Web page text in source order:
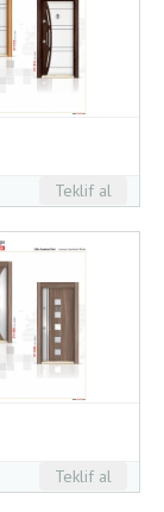
Teklif al
Teklif al